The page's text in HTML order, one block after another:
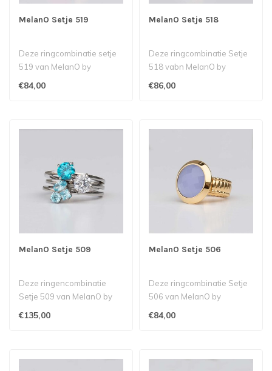
MelanO Setje 519
Deze ringcombinatie setje
519 van MelanO by
Babazou bestaat uit een
€84,00
MelanO Setje 518
Deze ringcombinatie Setje
518 vabn MelanO by
Babazou bestaat uit een
€86,00
MelanO Setje 509
Deze ringencombinatie
Setje 509 van MelanO by
Babazou bestaat uit 3 Petite
€135,00
MelanO Setje 506
Deze ringcombinatie Setje
506 van MelanO by
Babazou bestaat uit een
€84,00